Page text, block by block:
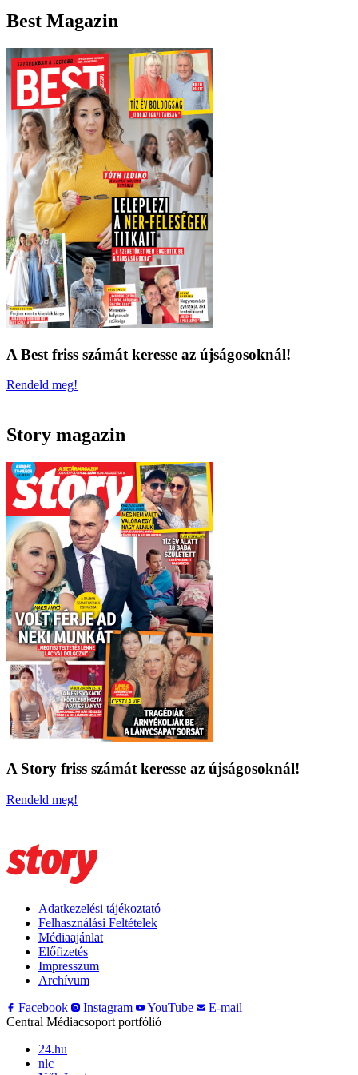
Best Magazin
A Best friss számát keresse az újságosoknál!
Rendeld meg!
Story magazin
A Story friss számát keresse az újságosoknál!
Rendeld meg!
Adatkezelési tájékoztató
Felhasználási Feltételek
Médiaajánlat
Előfizetés
Impresszum
Archívum
Facebook
Instagram YouTube
E-mail
Central Médiacsoport portfólió
24.hu
nlc